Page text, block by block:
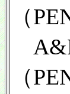
（
（